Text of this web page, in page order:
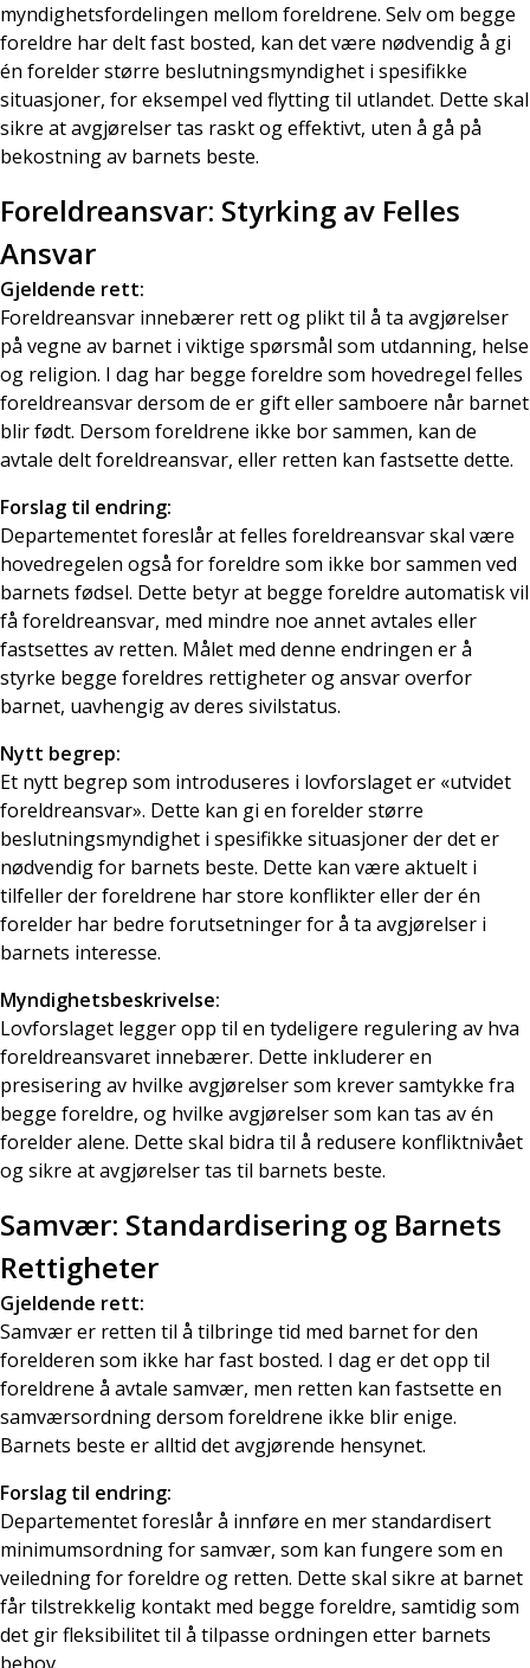
myndighetsfordelingen mellom foreldrene. Selv om begge
foreldre har delt fast bosted, kan det være nødvendig å gi
én forelder større beslutningsmyndighet i spesifikke
situasjoner, for eksempel ved flytting til utlandet. Dette skal
sikre at avgjørelser tas raskt og effektivt, uten å gå på
bekostning av barnets beste.
Foreldreansvar: Styrking av Felles
Ansvar
Gjeldende rett:
Foreldreansvar innebærer rett og plikt til å ta avgjørelser
på vegne av barnet i viktige spørsmål som utdanning, helse
og religion. I dag har begge foreldre som hovedregel felles
foreldreansvar dersom de er gift eller samboere når barnet
blir født. Dersom foreldrene ikke bor sammen, kan de
avtale delt foreldreansvar, eller retten kan fastsette dette.
Forslag til endring:
Departementet foreslår at felles foreldreansvar skal være
hovedregelen også for foreldre som ikke bor sammen ved
barnets fødsel. Dette betyr at begge foreldre automatisk vil
få foreldreansvar, med mindre noe annet avtales eller
fastsettes av retten. Målet med denne endringen er å
styrke begge foreldres rettigheter og ansvar overfor
barnet, uavhengig av deres sivilstatus.
Nytt begrep:
Et nytt begrep som introduseres i lovforslaget er «utvidet
foreldreansvar». Dette kan gi en forelder større
beslutningsmyndighet i spesifikke situasjoner der det er
nødvendig for barnets beste. Dette kan være aktuelt i
tilfeller der foreldrene har store konflikter eller der én
forelder har bedre forutsetninger for å ta avgjørelser i
barnets interesse.
Myndighetsbeskrivelse:
Lovforslaget legger opp til en tydeligere regulering av hva
foreldreansvaret innebærer. Dette inkluderer en
presisering av hvilke avgjørelser som krever samtykke fra
begge foreldre, og hvilke avgjørelser som kan tas av én
forelder alene. Dette skal bidra til å redusere konfliktnivået
og sikre at avgjørelser tas til barnets beste.
Samvær: Standardisering og Barnets
Rettigheter
Gjeldende rett:
Samvær er retten til å tilbringe tid med barnet for den
forelderen som ikke har fast bosted. I dag er det opp til
foreldrene å avtale samvær, men retten kan fastsette en
samværsordning dersom foreldrene ikke blir enige.
Barnets beste er alltid det avgjørende hensynet.
Forslag til endring:
Departementet foreslår å innføre en mer standardisert
minimumsordning for samvær, som kan fungere som en
veiledning for foreldre og retten. Dette skal sikre at barnet
får tilstrekkelig kontakt med begge foreldre, samtidig som
det gir fleksibilitet til å tilpasse ordningen etter barnets